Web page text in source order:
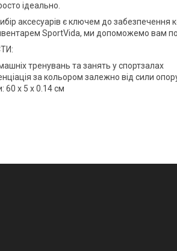
ідеально.
аксесуарів є ключем до забезпечення
SportVida, ми допоможемо вам
тренувань та занять у спортзалах
за кольором залежно від сили
60 х 5 х 0.14 см